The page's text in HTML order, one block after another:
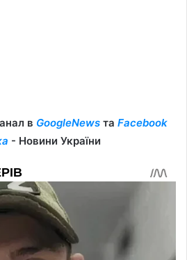
в GoogleNews та Facebook
- Новини України